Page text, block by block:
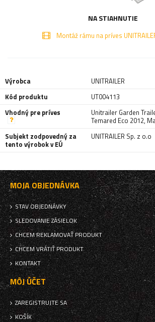
NA STIAHNUTIE
Montáž rámu na príves
Výrobca
UNITRAILER
Kód produktu
UT004113
Vhodný pre príves
Unitrailer Garden
Temared Eco 2012,
Subjekt zodpovedný za
tento výrobok v EÚ
UNITRAILER Sp. z o.o
MOJA OBJEDNÁVKA
STAV OBJEDNÁVKY
SLEDOVANIE ZÁSIELOK
CHCEM REKLAMOVAŤ PRODUKT
CHCEM VRÁTIŤ PRODUKT
KONTAKT
MÔJ ÚČET
ZAREGISTRUJTE SA
KOŠÍK